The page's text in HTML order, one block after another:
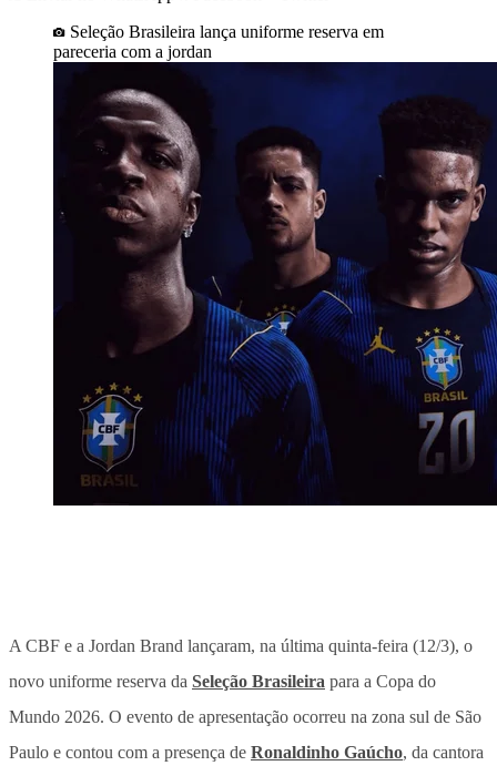
Seleção Brasileira lança uniforme reserva em
pareceria com a jordan
A CBF e a Jordan Brand lançaram, na última quinta-feira (12/3), o
novo uniforme reserva da Seleção Brasileira para a Copa do
Mundo 2026. O evento de apresentação ocorreu na zona sul de São
Paulo e contou com a presença de Ronaldinho Gaúcho, da cantora